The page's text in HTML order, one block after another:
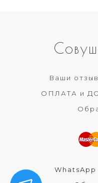
Ваши
ОПЛАТА и
WhatsApp